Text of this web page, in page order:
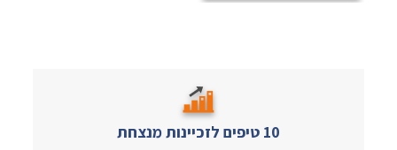
10 טיפים לזכיינות מנצחת